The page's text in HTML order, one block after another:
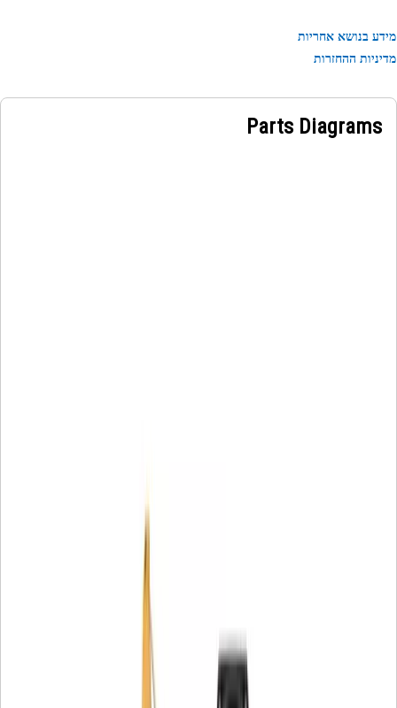
בנושא אחריות
ההחזרות
Parts Diagrams